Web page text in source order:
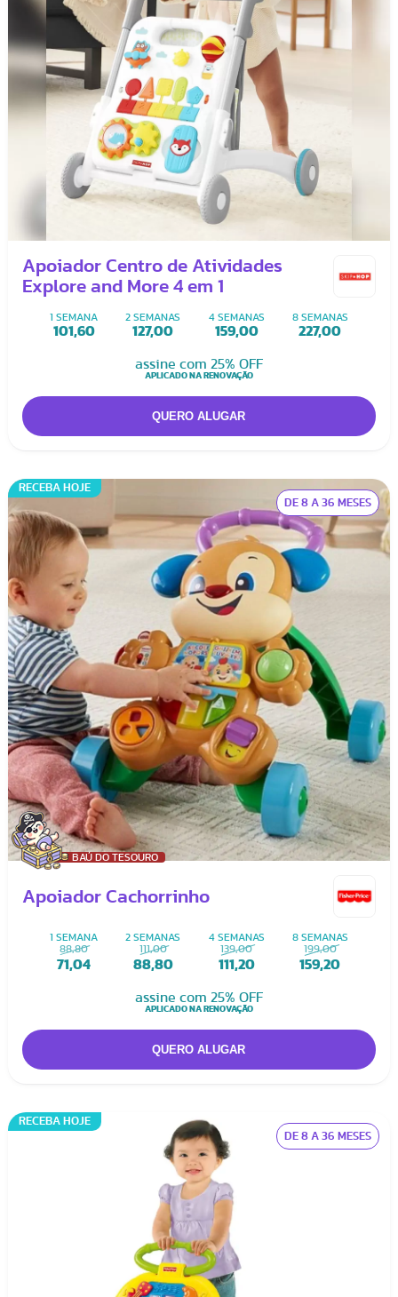
Apoiador Centro de Atividades
Explore and More 4 em 1
1 SEMANA
101,60
2 SEMANAS
127,00
4 SEMANAS
159,00
8 SEMANAS
227,00
assine com 25% OFF
APLICADO NA RENOVAÇÃO
RECEBA HOJE
DE 8 A 36 MESES
BAÚ DO TESOURO
Apoiador Cachorrinho
1 SEMANA
88,80
71,04
2 SEMANAS
111,00
88,80
4 SEMANAS
139,00
111,20
8 SEMANAS
199,00
159,20
assine com 25% OFF
APLICADO NA RENOVAÇÃO
RECEBA HOJE
DE 8 A 36 MESES